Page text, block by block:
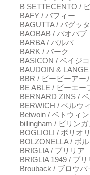
B SETTECENTO /
BAFY / バフィー
BAGUTTA / バグッタ
BAOBAB / バオバブ
BARBA / バルバ
BARK / バーク
BASICON / ベイジ
BAUDOIN &
BBR / ビービーアー
BE ABLE / ビーエー
BERNARD ZINS /
BERWICH / ベルウ
Betwoin / ベトウィン
billingham / ビリンガ
BOGLIOLI / ボリオリ
BOLZONELLA / ボ
BRIGLIA / ブリリア
BRIGLIA 1949 / ブリ
Brouback / ブロウバ